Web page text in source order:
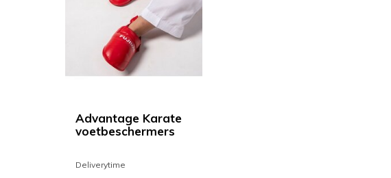
Advantage Karate
voetbeschermers
Deliverytime